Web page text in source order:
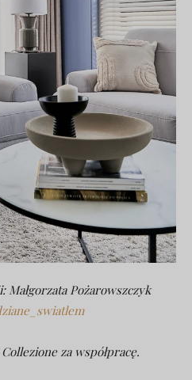
Małgorzata Pożarowszczyk
za współpracę.